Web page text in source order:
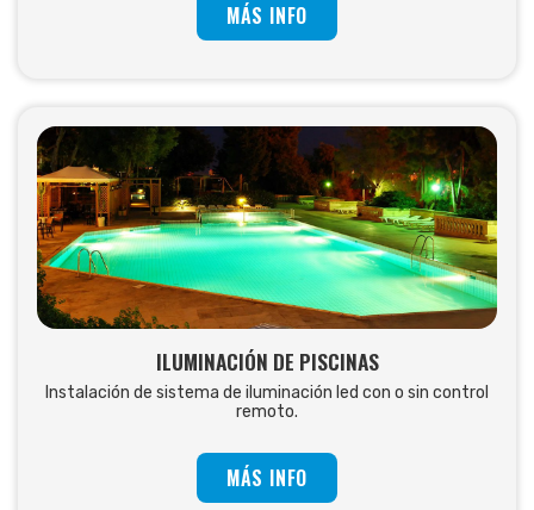
MÁS INFO
ILUMINACIÓN DE PISCINAS
Instalación de sistema de iluminación led con o sin control
remoto.
MÁS INFO